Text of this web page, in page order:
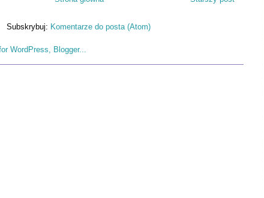
Subskrybuj: Komentarze do posta (Atom)